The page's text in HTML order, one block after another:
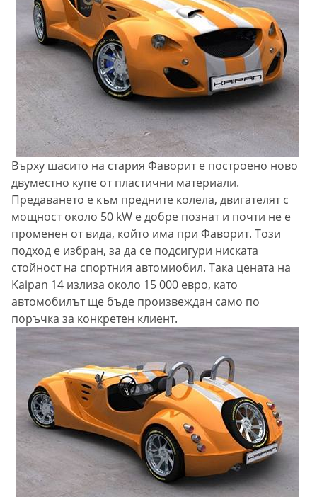
Върху шасито на стария Фаворит е построено ново
двуместно купе от пластични материали.
Предаването е към предните колела, двигателят с
мощност около 50 kW е добре познат и почти не е
променен от вида, който има при Фаворит. Този
подход е избран, за да се подсигури ниската
стойност на спортния автомиобил. Така цената на
Kaipan 14 излиза около 15 000 евро, като
автомобилът ще бъде произвеждан само по
поръчка за конкретен клиент.